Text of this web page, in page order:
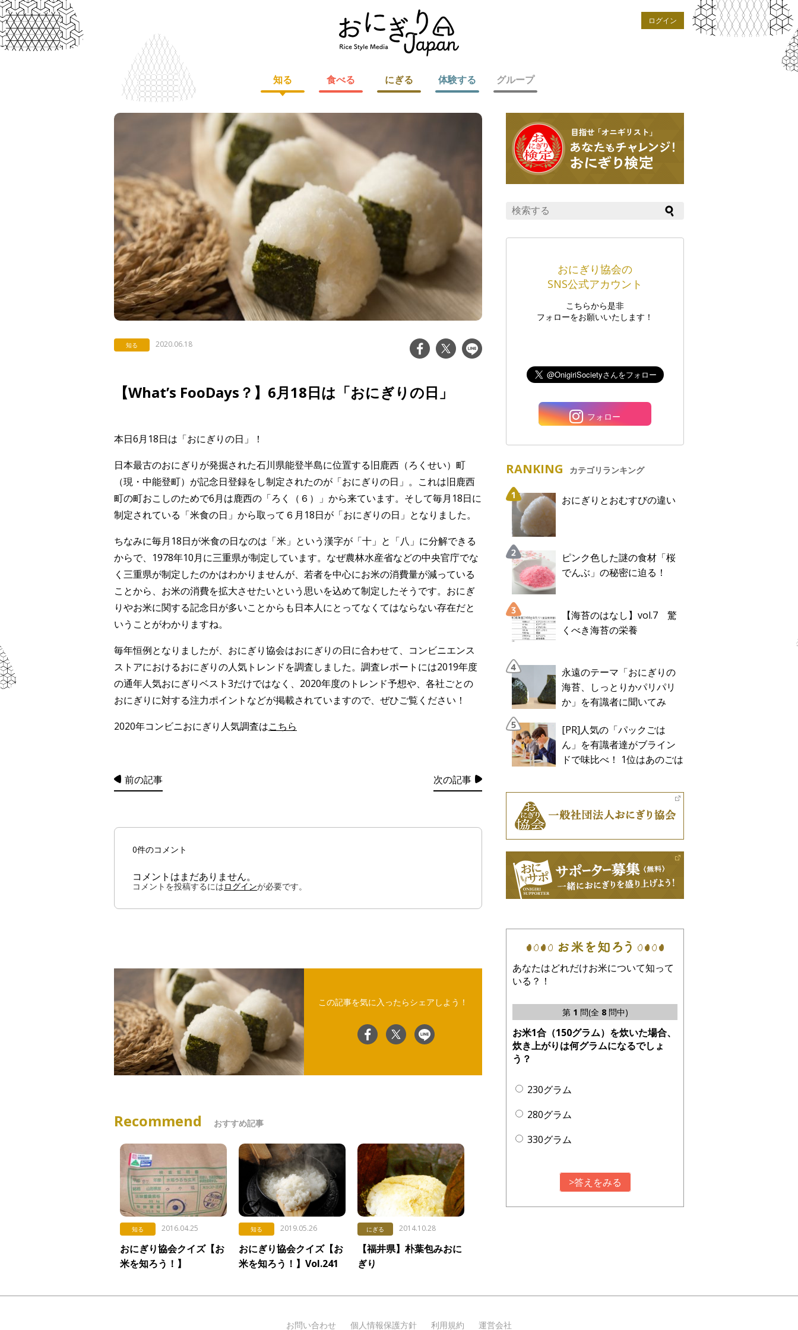
ログイン
知る 食べる にぎる 体験する グループ
知る 2020.06.18
【What’s FooDays？】6月18日は「おにぎりの日」
本日6月18日は「おにぎりの日」！
日本最古のおにぎりが発掘された石川県能登半島に位置する旧鹿西（ろくせい）町
（現・中能登町）が記念日登録をし制定されたのが「おにぎりの日」。これは旧鹿西
町の町おこしのためで6月は鹿西の「ろく（６）」から来ています。そして毎月18日に
制定されている「米食の日」から取って６月18日が「おにぎりの日」となりました。
ちなみに毎月18日が米食の日なのは「米」という漢字が「十」と「八」に分解できる
からで、1978年10月に三重県が制定しています。なぜ農林水産省などの中央官庁でな
く三重県が制定したのかはわかりませんが、若者を中心にお米の消費量が減っている
ことから、お米の消費を拡大させたいという思いを込めて制定したそうです。おにぎ
りやお米に関する記念日が多いことからも日本人にとってなくてはならない存在だと
いうことがわかりますね。
毎年恒例となりましたが、おにぎり協会はおにぎりの日に合わせて、コンビニエンス
ストアにおけるおにぎりの人気トレンドを調査しました。調査レポートには2019年度
の通年人気おにぎりベスト3だけではなく、2020年度のトレンド予想や、各社ごとの
おにぎりに対する注力ポイントなどが掲載されていますので、ぜひご覧ください！
2020年コンビニおにぎり人気調査はこちら
前の記事 次の記事
0件のコメント
コメントはまだありません。
コメントを投稿するにはログインが必要です。
この記事を気に入ったらシェアしよう！
Recommend おすすめ記事
知る 2016.04.25
おにぎり協会クイズ【お
米を知ろう！】
知る 2019.05.26
おにぎり協会クイズ【お
米を知ろう！】Vol.241
にぎる 2014.10.28
【福井県】朴葉包みおに
ぎり
おにぎり協会の
SNS公式アカウント
こちらから是非
フォローをお願いいたします！
フォロー
RANKING カテゴリランキング
おにぎりとおむすびの違い
ピンク色した謎の食材「桜
でんぶ」の秘密に迫る！
【海苔のはなし】vol.7 驚
くべき海苔の栄養
永遠のテーマ「おにぎりの
海苔、しっとりかパリパリ
か」を有識者に聞いてみ
[PR]人気の「パックごは
ん」を有識者達がブライン
ドで味比べ！ 1位はあのごは
マーク
あなたはどれだけお米について知って
いる？！
第 1 問(全 8問中)
お米1合（150グラム）を炊いた場合、
炊き上がりは何グラムになるでしょ
う？
230グラム
280グラム
330グラム
>答えをみる
お問い合わせ 個人情報保護方針 利用規約 運営会社